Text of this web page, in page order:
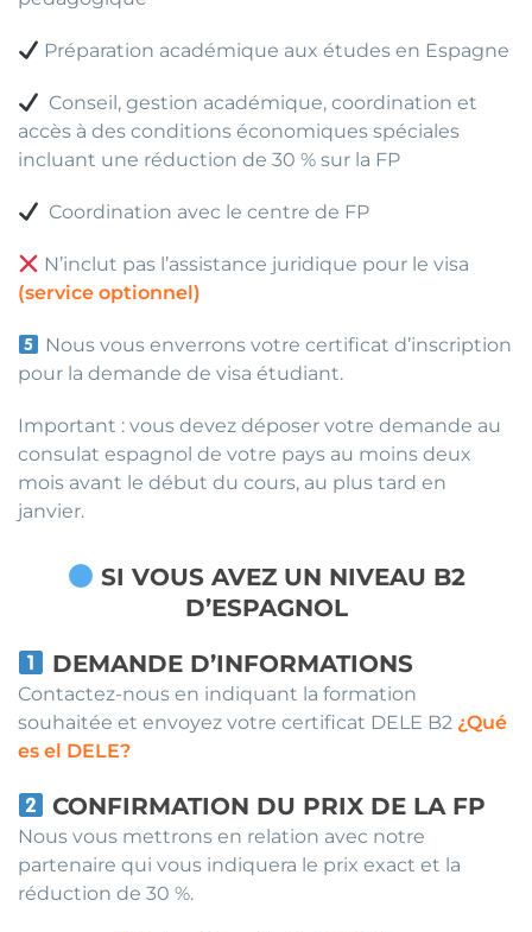
Préparation académique aux études en Espagne
Conseil, gestion académique, coordination et
accès à des conditions économiques spéciales
incluant une réduction de 30 % sur la FP
Coordination avec le centre de FP
N’inclut pas l’assistance juridique pour le visa
(service optionnel)
Nous vous enverrons votre certificat d’inscription
pour la demande de visa étudiant.
Important : vous devez déposer votre demande au
consulat espagnol de votre pays au moins deux
mois avant le début du cours, au plus tard en
janvier.
SI VOUS AVEZ UN NIVEAU B2
D’ESPAGNOL
DEMANDE D’INFORMATIONS
Contactez-nous en indiquant la formation
souhaitée et envoyez votre certificat DELE B2 ¿Qué
es el DELE?
CONFIRMATION DU PRIX DE LA FP
Nous vous mettrons en relation avec notre
partenaire qui vous indiquera le prix exact et la
réduction de 30 %.